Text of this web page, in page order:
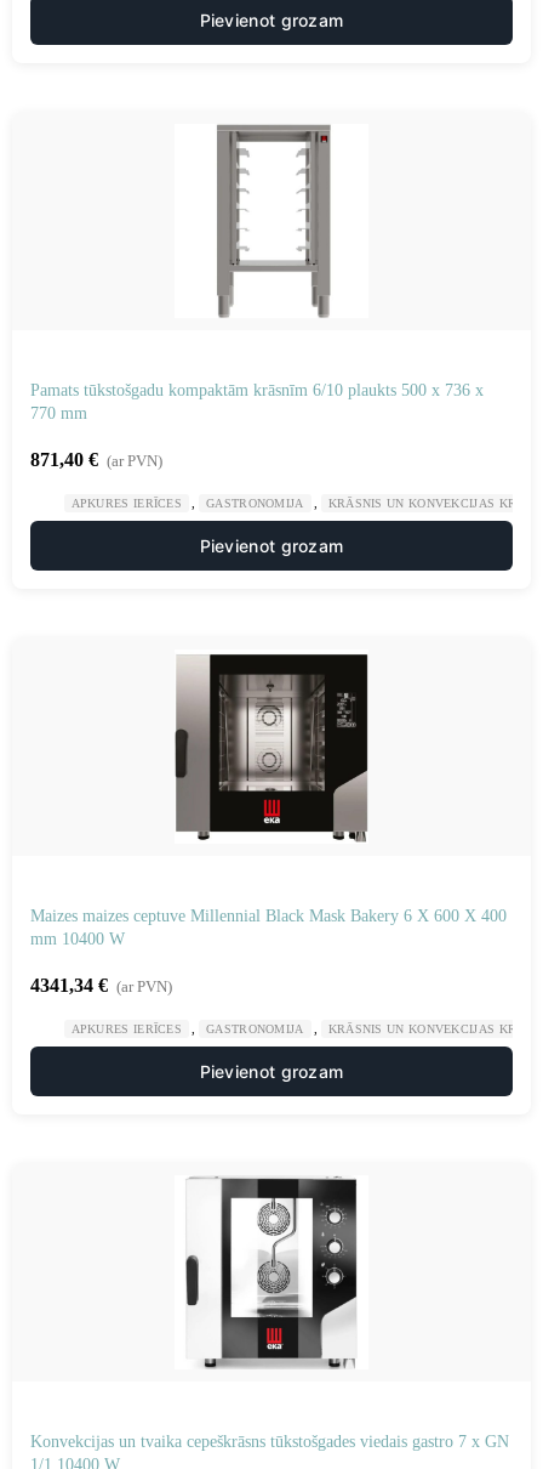
Pievienot grozam
Pamats tūkstošgadu kompaktām krāsnīm 6/10 plaukts 500 x 736 x
770 mm
871,40 € (ar PVN)
APKURES IERĪCES GASTRONOMIJA KRĀSNIS UN KONVEKCIJAS
Pievienot grozam
Maizes maizes ceptuve Millennial Black Mask Bakery 6 X 600 X 400
mm 10400 W
4341,34 € (ar PVN)
APKURES IERĪCES GASTRONOMIJA KRĀSNIS UN KONVEKCIJAS
Pievienot grozam
Konvekcijas un tvaika cepeškrāsns tūkstošgades viedais gastro 7 x GN
1/1 10400 W